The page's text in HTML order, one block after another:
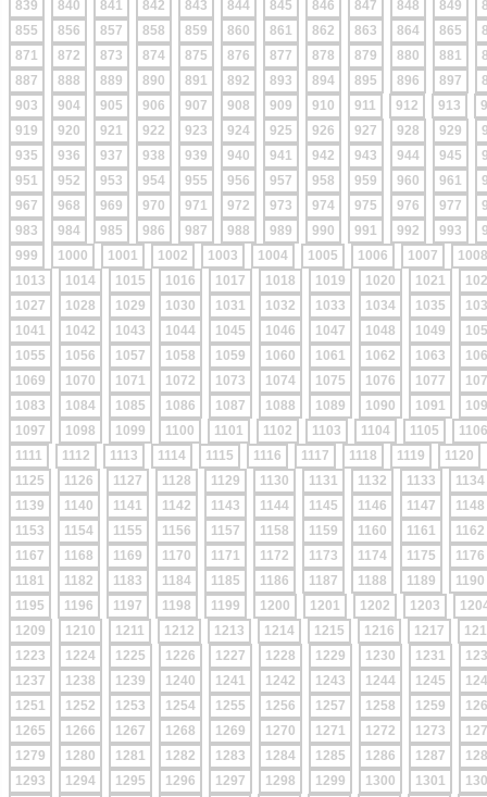
839
840 841 842 843 844 845 846 847 848 849
855
856 857 858 859 860 861 862 863 864 865
871
872 873 874 875 876 877 878 879 880 881
887
888 889 890 891 892 893 894 895 896 897
903
904 905 906 907 908 909 910 911 912 913
919
920 921 922 923 924 925 926 927 928 929
935
936 937 938 939 940 941 942 943 944 945
951
952 953 954 955 956 957 958 959 960 961
967
968 969 970 971 972 973 974 975 976 977
983
984 985 986 987 988 989 990 991 992 993
999
1000 1001 1002 1003 1004 1005 1006 1007
1008
1013
1014 1015 1016 1017 1018 1019 1020 1021
1027
1028 1029 1030 1031 1032 1033 1034 1035
1041
1042 1043 1044 1045 1046 1047 1048 1049
1055
1056 1057 1058 1059 1060 1061 1062 1063
1069
1070 1071 1072 1073 1074 1075 1076 1077
1083
1084 1085 1086 1087 1088 1089 1090 1091
1097
1098 1099 1100 1101 1102 1103 1104 1105
1106
1111
1112 1113 1114 1115 1116 1117 1118 1119
1120
1125
1126 1127 1128 1129 1130 1131 1132 1133
1134
1139
1140 1141 1142 1143 1144 1145 1146 1147
1148
1153
1154 1155 1156 1157 1158 1159 1160 1161
1162
1167
1168 1169 1170 1171 1172 1173 1174 1175
1176
1181
1182 1183 1184 1185 1186 1187 1188 1189
1190
1195
1196 1197 1198 1199 1200 1201 1202 1203
1209
1210 1211 1212 1213 1214 1215 1216 1217
1223
1224 1225 1226 1227 1228 1229 1230 1231
1237
1238 1239 1240 1241 1242 1243 1244 1245
1251
1252 1253 1254 1255 1256 1257 1258 1259
1265
1266 1267 1268 1269 1270 1271 1272 1273
1279
1280 1281 1282 1283 1284 1285 1286 1287
1293
1294 1295 1296 1297 1298 1299 1300 1301